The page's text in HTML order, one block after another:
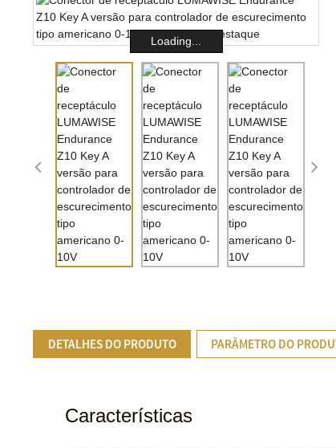
Loading...
DETALHES DO PRODUTO PARÂMETRO DO
Características